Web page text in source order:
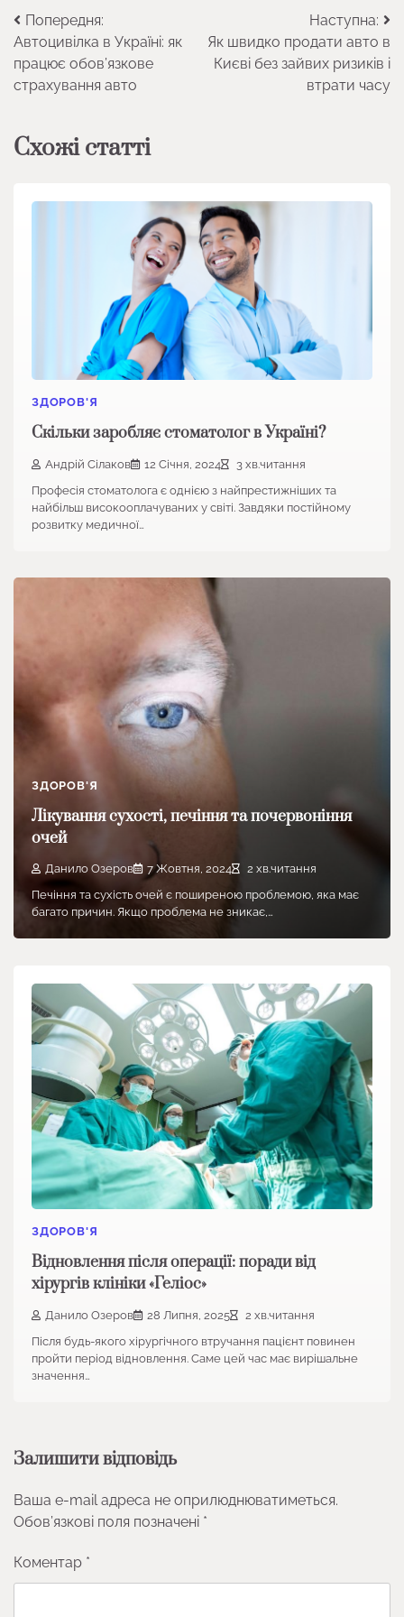
Навігація
записів
Попередня:
Автоцивілка в Україні: як
працює обов’язкове
страхування авто
Наступна:
Як швидко продати авто в
Києві без зайвих ризиків і
втрати часу
Схожі статті
ЗДОРОВ'Я
Скільки заробляє стоматолог в Україні?
Андрій Сілаков 12 Січня, 2024
3 хв.читання
Професія стоматолога є однією з найпрестижніших та
найбільш високооплачуваних у світі. Завдяки постійному
розвитку медичної…
ЗДОРОВ'Я
Лікування сухості, печіння та почервоніння
очей
Данило Озеров 7 Жовтня, 2024
2 хв.читання
Печіння та сухість очей є поширеною проблемою, яка має
багато причин. Якщо проблема не зникає,…
ЗДОРОВ'Я
Відновлення після операції: поради від
хірургів клініки «Геліос»
Данило Озеров 28 Липня, 2025
2 хв.читання
Після будь-якого хірургічного втручання пацієнт повинен
пройти період відновлення. Саме цей час має вирішальне
значення…
Залишити відповідь
Ваша e-mail адреса не оприлюднюватиметься.
Обов’язкові поля позначені *
Коментар *